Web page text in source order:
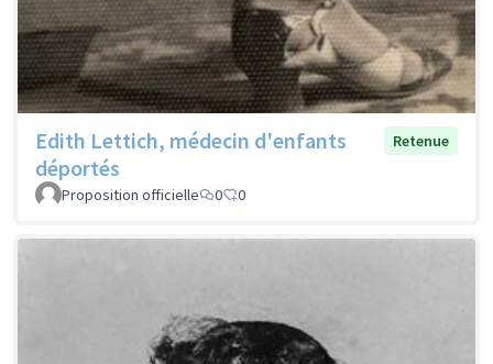
Edith Lettich, médecin d'enfants
déportés
Retenue
Proposition officielle 0 0